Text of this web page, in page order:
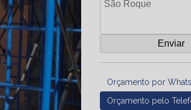
Orçamento por
Orçamento pelo